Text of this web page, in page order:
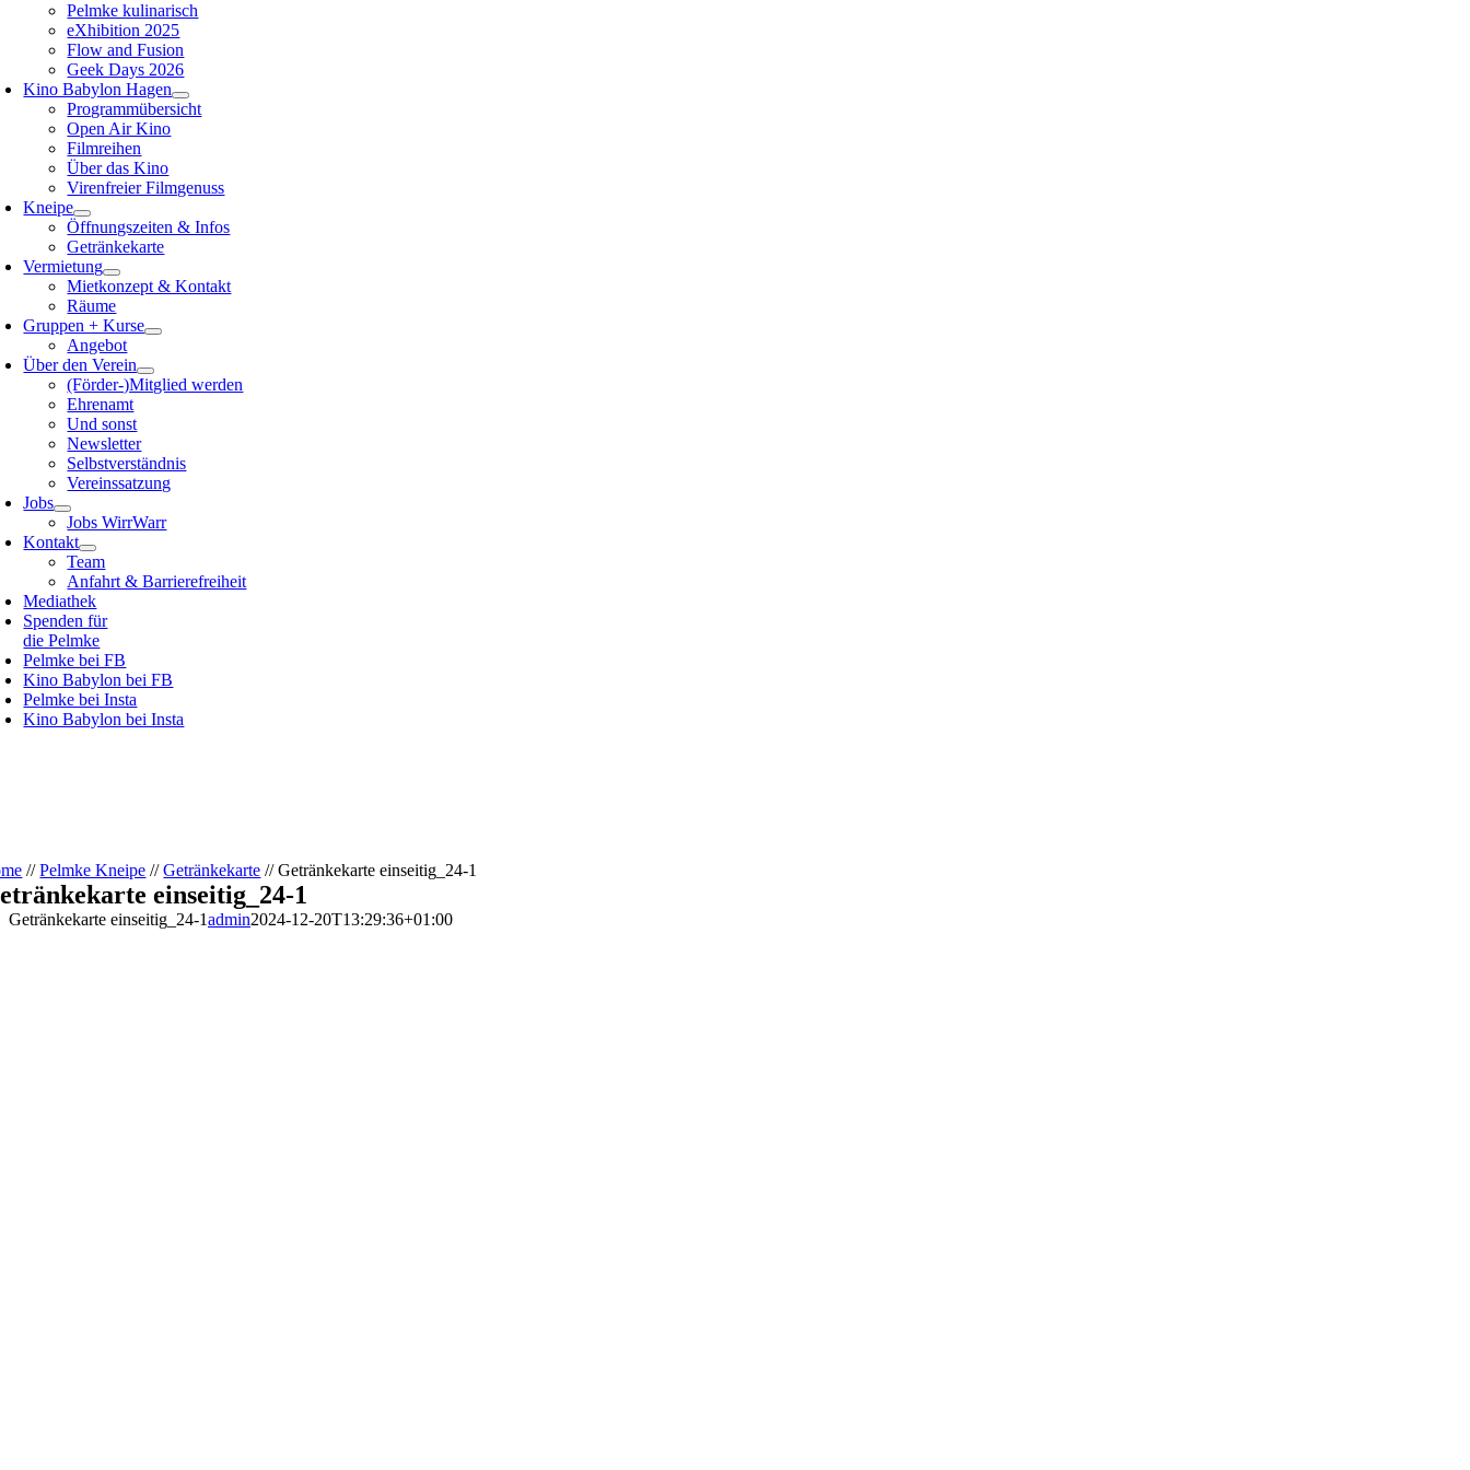
Pelmke kulinarisch
eXhibition 2025
Flow and Fusion
Geek Days 2026
Kino Babylon Hagen
Programmübersicht
Open Air Kino
Filmreihen
Über das Kino
Virenfreier Filmgenuss
Kneipe
Öffnungszeiten & Infos
Getränkekarte
Vermietung
Mietkonzept & Kontakt
Räume
Gruppen + Kurse
Angebot
Über den Verein
(Förder-)Mitglied werden
Ehrenamt
Und sonst
Newsletter
Selbstverständnis
Vereinssatzung
Jobs
Jobs WirrWarr
Kontakt
Team
Anfahrt & Barrierefreiheit
Mediathek
Spenden für
die Pelmke
Pelmke bei FB
Kino Babylon bei FB
Pelmke bei Insta
Kino Babylon bei Insta
//Pelmke Kneipe //Getränkekarte //Getränkekarte einseitig_24-1
einseitig_24-1
Getränkekarte einseitig_24-1admin2024-12-20T13:29:36+01:00